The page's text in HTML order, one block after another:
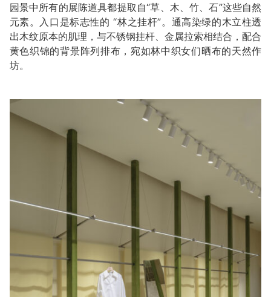
园景中所有的展陈道具都提取自“草、木、竹、石”这些自然
元素。入口是标志性的 “林之挂杆”。通高染绿的木立柱透
出木纹原本的肌理，与不锈钢挂杆、金属拉索相结合，配合
黄色织锦的背景阵列排布，宛如林中织女们晒布的天然作
坊。